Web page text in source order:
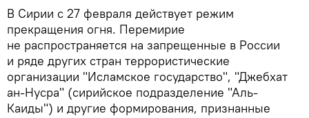
В Сирии с 27 февраля действует режим
прекращения огня. Перемирие
не распространяется на запрещенные в России
и ряде других стран террористические
организации "Исламское государство", "Джебхат
ан-Нусра" (сирийское подразделение "Аль-
Каиды") и другие формирования, признанные